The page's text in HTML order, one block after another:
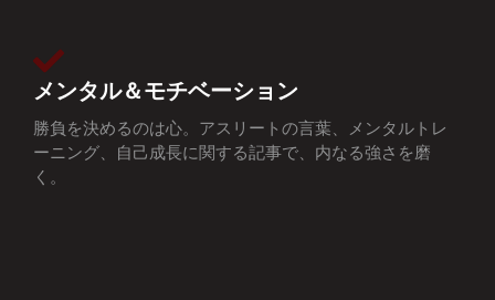
メンタル＆モチベーション
勝負を決めるのは心。アスリートの言葉、メンタルトレ
ーニング、自己成長に関する記事で、内なる強さを磨
く。